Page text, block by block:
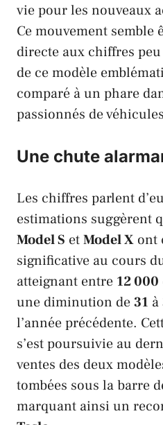
vie pour les nouveaux
Ce mouvement semble
directe aux chiffres
de ce modèle
comparé à un phare
passionnés de
Une chute
Les chiffres parlent
estimations suggèrent
Model S etModel X ont
significative au cours
atteignant entre 12 000
une diminution de31 à
l’année précédente.
s’est poursuivie au
ventes des deux
tombées sous la barre
marquant ainsi un